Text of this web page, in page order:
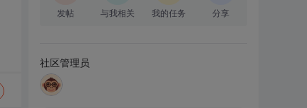
发帖 与我相关 我的任务 分享
社区管理员